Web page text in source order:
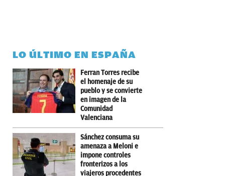
LO ÚLTIMO EN ESPAÑA
Ferran Torres recibe
el homenaje de su
pueblo y se convierte
en imagen de la
Comunidad
Valenciana
Sánchez consuma su
amenaza a Meloni e
impone controles
fronterizos a los
viajeros procedentes